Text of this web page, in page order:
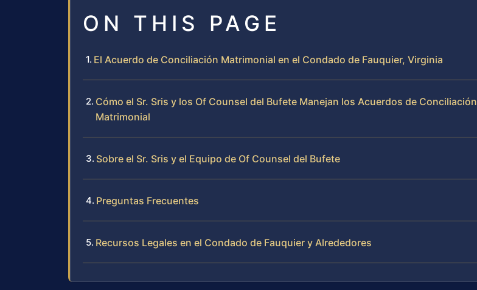
ON THIS PAGE
El Acuerdo de Conciliación Matrimonial en el Condado de Fauquier, Virginia
Cómo el Sr. Sris y los Of Counsel del Bufete Manejan los Acuerdos de Conciliación
Matrimonial
Sobre el Sr. Sris y el Equipo de Of Counsel del Bufete
Preguntas Frecuentes
Recursos Legales en el Condado de Fauquier y Alrededores